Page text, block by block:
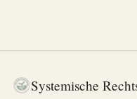
Systemische